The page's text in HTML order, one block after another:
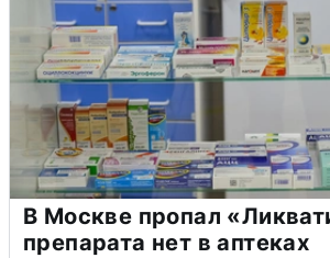
В Москве пропал
препарата нет в аптеках